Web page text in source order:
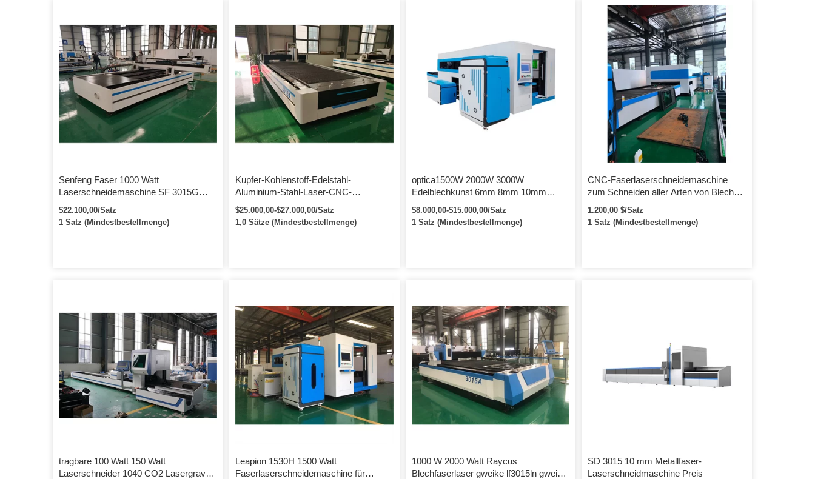
Elektroarchenproduktion,
Textilmaschinenteilen, Küchenutensilien,
Autos, Maschinen, Aufzügen, Elektroteilen,
Federspulenscheiben, Ersatzteilen für U-
Bahnlinien usw. 2. Weit verbreitet in der
Küche Haushaltsgeräte, Schaltschränke,
mechanische Ausrüstung, elektrische
Ausrüstung, Beleuchtungszubehör,
Aufzugsherstellung, Autoteile, Eisenwaren
und Metallverarbeitung.
herkömmlichen CO2-Laserschneidmaschine.
2. Sie sind herzlich eingeladen, unsere
Maschine in der Fabrik zu sehen, bevor Sie
eine Bestellung bei uns aufgeben.
während des langen Versands vor Rost. Wir
verfügen über eine eigene Werkstatt, ein
technisches Team und reiche praktische
Erfahrung, um den Körper der CNC-
Laserschneid-Graviermaschine herzustellen
und zu entwerfen.
Senfeng Faser 1000 Watt
Laserschneidemaschine SF 3015G
Schneidstahl
$22.100,00/Satz
1 Satz (Mindestbestellmenge)
Kupfer-Kohlenstoff-Edelstahl-
Aluminium-Stahl-Laser-CNC-
Schneidemaschine 1530 1000W
$25.000,00-$27.000,00/Satz
1,0 Sätze (Mindestbestellmenge)
optica1500W 2000W 3000W
Edelblechkunst 6mm 8mm 10mm
14mm Faserschneidemaschine
Laserrohrschneidemaschine
$8.000,00-$15.000,00/Satz
1 Satz (Mindestbestellmenge)
CNC-Faserlaserschneidemaschine
zum Schneiden aller Arten von Blech
3015E 1000w Laserschneidmaschine
1.200,00 $/Satz
1 Satz (Mindestbestellmenge)
tragbare 100 Watt 150 Watt
Laserschneider 1040 CO2 Lasergravur
Leapion 1530H 1500 Watt
Faserlaserschneidemaschine für
1000 W 2000 Watt Raycus
Blechfaserlaser gweike lf3015ln gweike
SD 3015 10 mm Metallfaser-
Laserschneidmaschine Preis